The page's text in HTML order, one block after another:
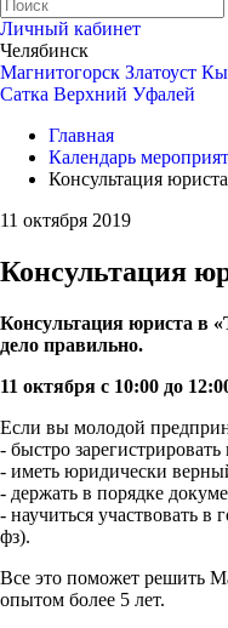
Личный кабинет
Челябинск
Магнитогорск Златоуст
Сатка Верхний Уфалей
Главная
Календарь
Консультация юриста
11 октября 2019
Консультация
Консультация юриста в
дело правильно.
11 октября с 10:00 до
Если вы молодой
- быстро
- иметь юридически
- держать в порядке
- научиться участвовать в
фз).
Все это поможет решить
опытом более 5 лет.